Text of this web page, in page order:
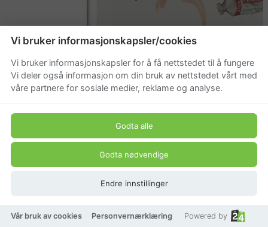
Vi bruker informasjonskapsler/cookies
Vi bruker informasjonskapsler for å få nettstedet til å fungere
Vi deler også informasjon om din bruk av nettstedet vårt med
våre partnere for sosiale medier, reklame og analyse.
Godta alle
Godta nødvendige
Endre innstillinger
Vår bruk av cookies Personvernærklæring Powered by